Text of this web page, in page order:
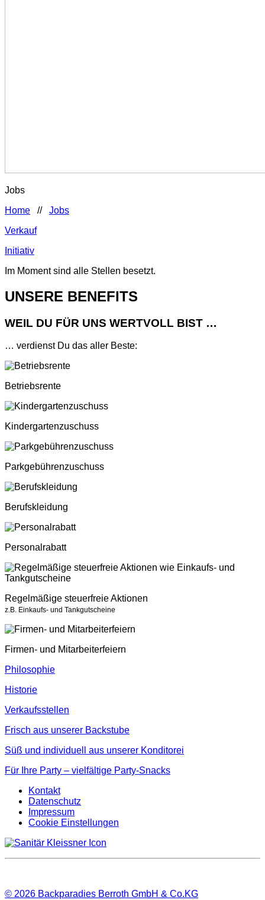
Jobs
Home // Jobs
Verkauf
Initiativ
Im Moment sind alle Stellen besetzt.
UNSERE BENEFITS
WEIL DU FÜR UNS WERTVOLL BIST …
… verdienst Du das aller Beste:
Betriebsrente
Kindergartenzuschuss
Parkgebührenzuschuss
Berufskleidung
Personalrabatt
Regelmäßige steuerfreie Aktionen
z.B. Einkaufs- und Tankgutscheine
Firmen- und Mitarbeiterfeiern
Philosophie
Historie
Verkaufsstellen
Frisch aus unserer Backstube
Süß und individuell aus unserer Konditorei
Für Ihre Party – vielfältige Party-Snacks
Kontakt
Datenschutz
Impressum
Cookie Einstellungen
© 2026 Backparadies Berroth GmbH & Co.KG